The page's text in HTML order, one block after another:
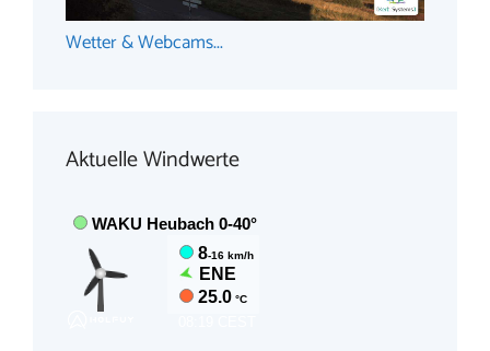
Wetter & Webcams...
Aktuelle Windwerte